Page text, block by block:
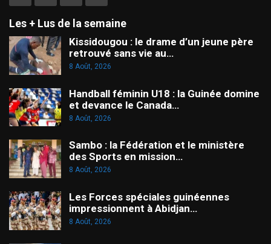
Les + Lus de la semaine
Kissidougou : le drame d’un jeune père
retrouvé sans vie au…
8 Août, 2026
Handball féminin U18 : la Guinée domine
et devance le Canada…
8 Août, 2026
Sambo : la Fédération et le ministère
des Sports en mission…
8 Août, 2026
Les Forces spéciales guinéennes
impressionnent à Abidjan…
8 Août, 2026